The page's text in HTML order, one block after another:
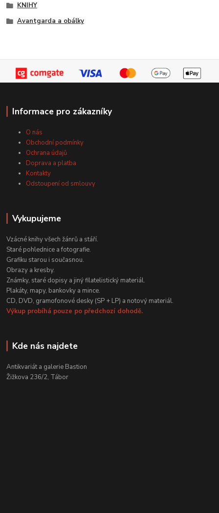
KNIHY
Avantgarda a obálky
Informace pro zákazníky
O nás
Obchodní podmínky
Ochrana údajů
Doprava a platba
Kontakty
Odstoupení od smlouvy
Vykupujeme
Vzácné knihy všech žánrů a stáří.
Staré pohlednice a fotografie.
Grafiku starou i současnou.
Obrazy a kresby.
Známky, staré dopisy a jiný filatelistický materiál.
Plakáty, mapy, bankovky a mince.
CD, DVD, gramofonové desky (SP + LP) a notový materiál.
Výkup probíhá pouze po předchozí dohodě.
Kde nás najdete
Antikvariát a galerie Bastion
Žižkova 236/2, Tábor